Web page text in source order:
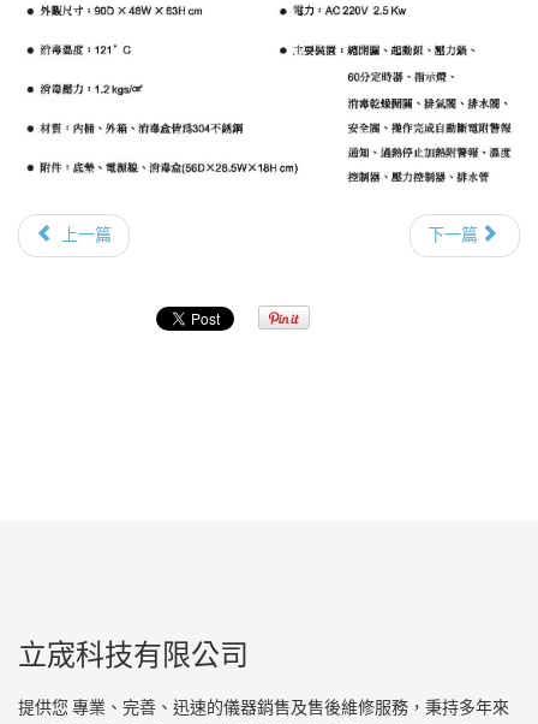
上一篇 下一篇
立宬科技有限公司
提供您 專業、完善、迅速的儀器銷售及售後維修服務，秉持多年來